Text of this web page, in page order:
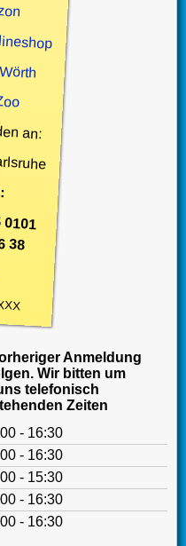
an:
38
Anmeldung
Wir bitten um
telefonisch
Zeiten
- 16:30
- 16:30
- 15:30
- 16:30
- 16:30